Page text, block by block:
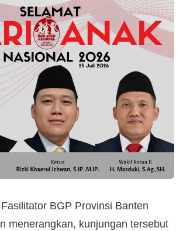
BGP Provinsi Banten
menerangkan, kunjungan tersebut